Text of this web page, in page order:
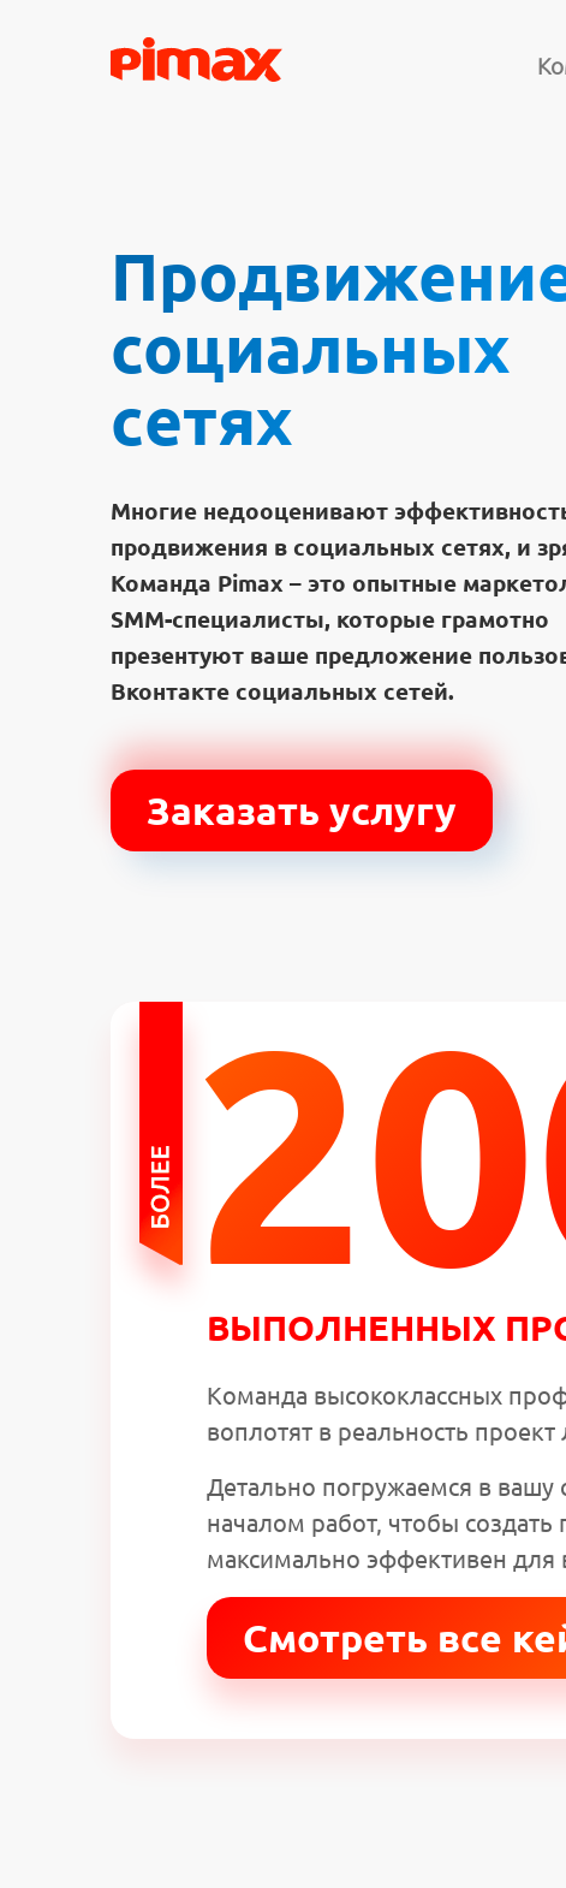
социальных
сетях
Многие недооценивают
продвижения в социальных сетях, и
Команда Pimax – это опытные
SMM-специалисты, которые грамотно
презентуют ваше предложение
Вконтакте социальных сетей.
Заказать услугу
ВЫПОЛНЕННЫХ
Команда высококлассных
воплотят в реальность
Детально погружаемся в вашу
началом работ, чтобы создать
максимально эффективен для
Смотреть все